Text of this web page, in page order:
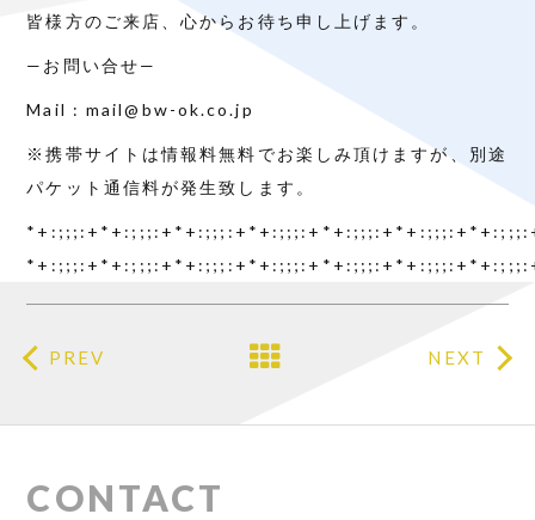
皆様方のご来店、心からお待ち申し上げます。
—お問い合せ—
Mail : mail@bw-ok.co.jp
※携帯サイトは情報料無料でお楽しみ頂けますが、別途
パケット通信料が発生致します。
PREV NEXT
CONTACT